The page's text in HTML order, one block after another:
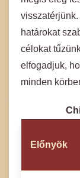
határokat
célokat
elfogadjuk,
minden
Előnyök